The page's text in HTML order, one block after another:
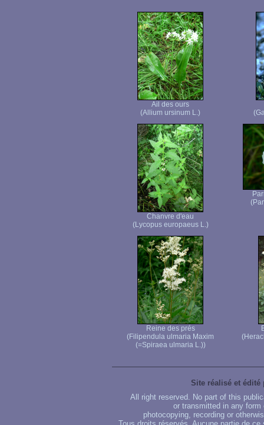
Ail des ours
(Allium ursinum L.)
Chanvre d'eau
(Lycopus europaeus L.)
Reine des prés
(Filipendula ulmaria Maxim
(=Spiraea ulmaria L.))
Site réalisé et édité
All right reserved. No part of this
or transmitted in any
photocopying, recording or